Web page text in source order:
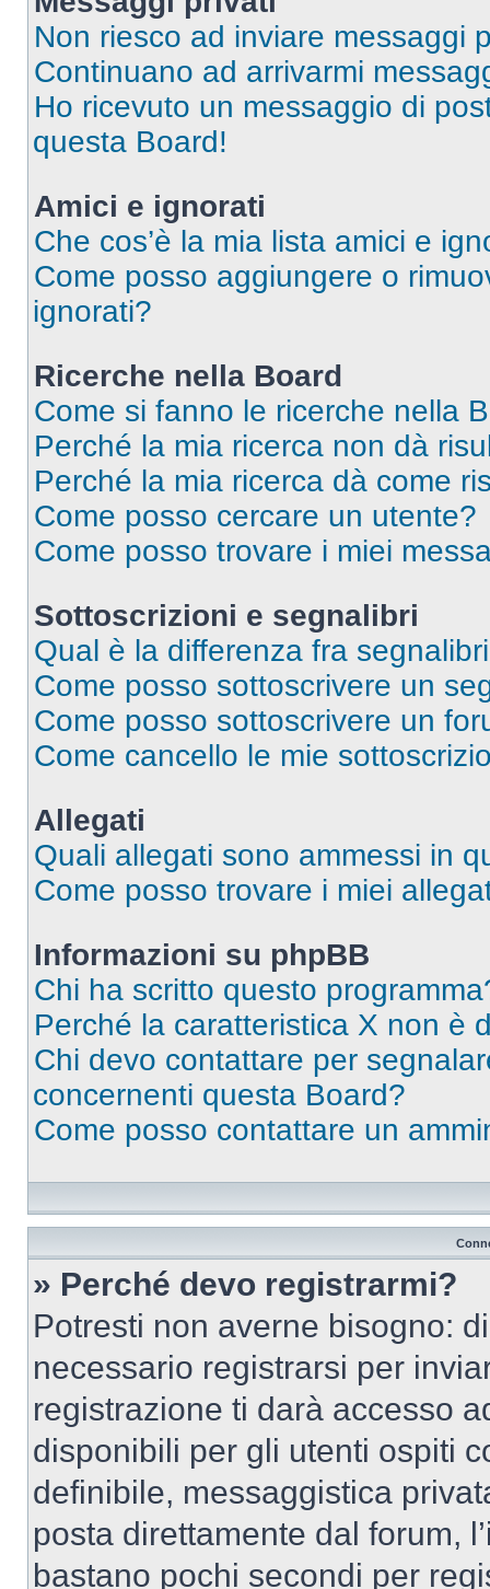
Non riesco ad inviare messaggi
Continuano ad arrivarmi
Ho ricevuto un messaggio di
questa Board!
Amici e ignorati
Che cos’è la mia lista amici e
Come posso aggiungere o
ignorati?
Ricerche nella Board
Come si fanno le ricerche nella
Perché la mia ricerca non dà
Perché la mia ricerca dà come
Come posso cercare un utente?
Come posso trovare i miei
Sottoscrizioni e segnalibri
Qual è la differenza fra
Come posso sottoscrivere un
Come posso sottoscrivere un
Come cancello le mie
Allegati
Quali allegati sono ammessi in
Come posso trovare i miei
Informazioni su phpBB
Chi ha scritto questo
Perché la caratteristica X non è
Chi devo contattare per
concernenti questa Board?
Come posso contattare un
» Perché devo registrarmi?
Potresti non averne bisogno:
necessario registrarsi per
registrazione ti darà accesso
disponibili per gli utenti ospiti
definibile, messaggistica
posta direttamente dal forum,
bastano pochi secondi per